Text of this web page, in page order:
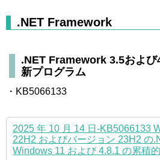
.NET Framework
.NET Framework 3.5および
新プログラム
・KB5066133
2025 年 10 月 14 日-KB5066133
22H2 およびバージョン 23H2 の
Windows 11 および 4.8.1 の累積